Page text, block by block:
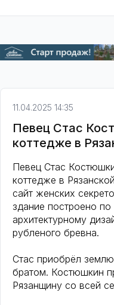
11.04.2025 14:35
Певец Стас
коттедже в
Певец Стас
коттедже в
сайт женских
здание построено
архитектурному
рубленого бревна.
Стас приобрёл
братом. Костюшкин
Рязанщину со всей